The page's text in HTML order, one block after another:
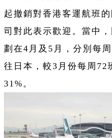
起撤銷對香港客運航班
司對此表示歡迎。當中
劃在4月及5月，分別每
往日本，較3月份每周72
31%。